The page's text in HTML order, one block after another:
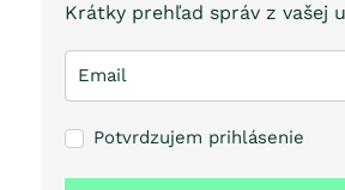
Krátky prehľad správ z vašej
Potvrdzujem prihlásenie